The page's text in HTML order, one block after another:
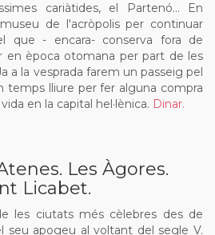
cariàtides, el Partenó… En
de l'acròpolis per continuar
que - encara- conserva fora de
en època otomana per part de les
a la vesprada farem un passeig pel
temps lliure per fer alguna compra
en la capital hel·lènica. Dinar.
Les Àgores.
Licabet.
les ciutats més cèlebres des de
seu apogeu al voltant del segle V.